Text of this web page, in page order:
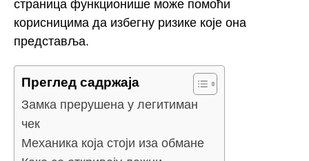
страница функционише може помоћи
корисницима да избегну ризике које она
представља.
Преглед садржаја
Замка прерушена у легитиман
чек
Механика која стоји иза обмане